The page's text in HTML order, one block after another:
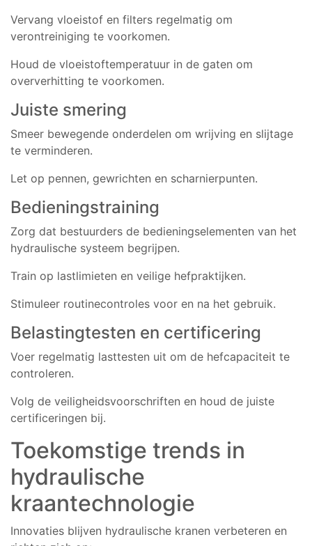
Vervang vloeistof en filters regelmatig om
verontreiniging te voorkomen.
Houd de vloeistoftemperatuur in de gaten om
oververhitting te voorkomen.
Juiste smering
Smeer bewegende onderdelen om wrijving en slijtage
te verminderen.
Let op pennen, gewrichten en scharnierpunten.
Bedieningstraining
Zorg dat bestuurders de bedieningselementen van het
hydraulische systeem begrijpen.
Train op lastlimieten en veilige hefpraktijken.
Stimuleer routinecontroles voor en na het gebruik.
Belastingtesten en certificering
Voer regelmatig lasttesten uit om de hefcapaciteit te
controleren.
Volg de veiligheidsvoorschriften en houd de juiste
certificeringen bij.
Toekomstige trends in
hydraulische
kraantechnologie
Innovaties blijven hydraulische kranen verbeteren en